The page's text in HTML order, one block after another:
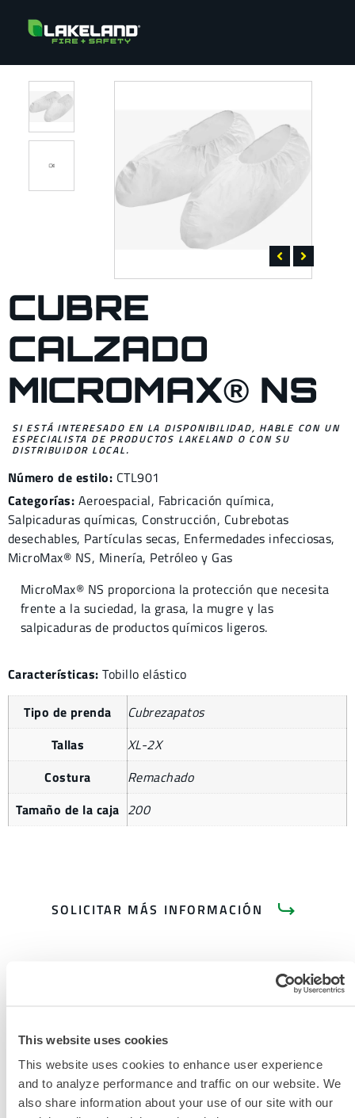
This website uses cookies
This website uses cookies to enhance user experience
and to analyze performance and traffic on our website. We
also share information about your use of our site with our
CUBRE
CALZADO
MICROMAX® NS
SI ESTÁ INTERESADO EN LA DISPONIBILIDAD, HABLE CON UN
ESPECIALISTA DE PRODUCTOS LAKELAND O CON SU
DISTRIBUIDOR LOCAL.
Número de estilo: CTL901
Categorías: Aeroespacial, Fabricación química,
Salpicaduras químicas, Construcción, Cubrebotas
desechables, Partículas secas, Enfermedades infecciosas,
MicroMax® NS, Minería, Petróleo y Gas
MicroMax® NS proporciona la protección que necesita
frente a la suciedad, la grasa, la mugre y las
salpicaduras de productos químicos ligeros.
Características:Tobillo elástico
Tipo de prenda
Cubrezapatos
Tallas
XL-2X
Costura
Remachado
Tamaño de la caja 200
SOLICITAR MÁS INFORMACIÓN
DOCUMENTACIÓN DEL
PRODUCTO
MICROMAX NS FICHA DE DATOS